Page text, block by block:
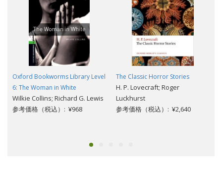
Oxford Bookworms Library Level
6: The Woman in White
Wilkie Collins; Richard G. Lewis
参考価格（税込）: ¥968
The Classic Horror Stories
H. P. Lovecraft; Roger
Luckhurst
参考価格（税込）: ¥2,640